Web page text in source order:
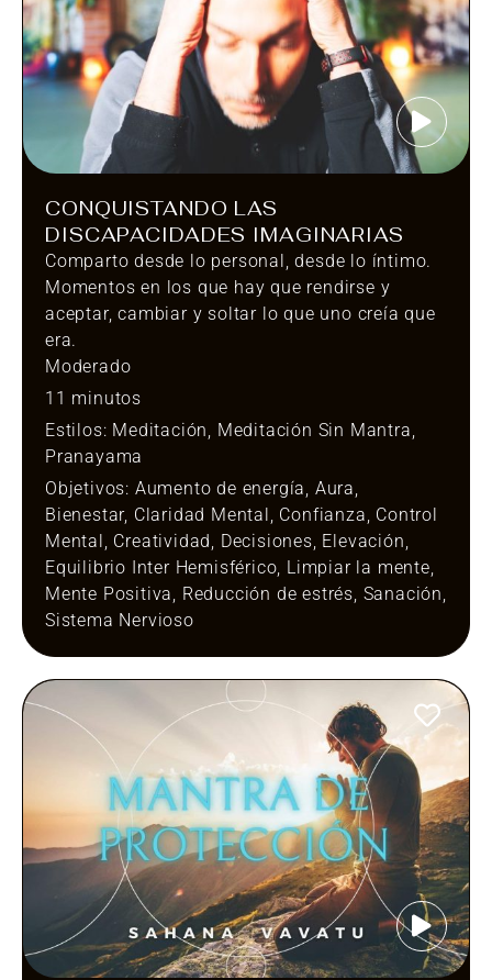
CONQUISTANDO LAS
DISCAPACIDADES IMAGINARIAS
Comparto desde lo personal, desde lo íntimo.
Momentos en los que hay que rendirse y
aceptar, cambiar y soltar lo que uno creía que
era.
Moderado
11 minutos
Estilos: Meditación, Meditación Sin Mantra,
Pranayama
Objetivos: Aumento de energía, Aura,
Bienestar, Claridad Mental , Confianza, Control
Mental , Creatividad, Decisiones, Elevación,
Equilibrio Inter Hemisférico, Limpiar la mente,
Mente Positiva, Reducción de estrés, Sanación,
Sistema Nervioso